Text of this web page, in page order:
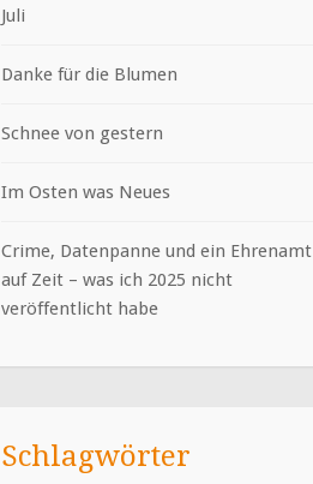
Juli
Danke für die Blumen
Schnee von gestern
Im Osten was Neues
Crime, Datenpanne und ein Ehrenamt
auf Zeit – was ich 2025 nicht
veröffentlicht habe
Schlagwörter